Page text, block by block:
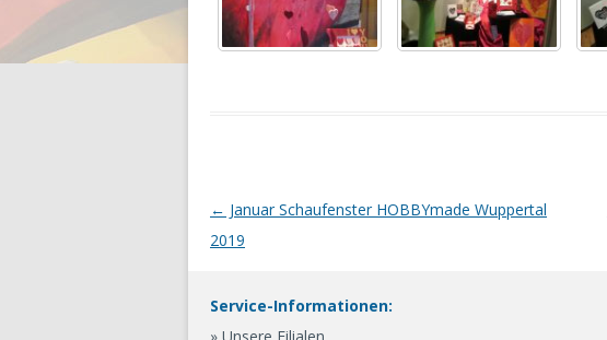
Artikel-
Navigation
← Januar Schaufenster HOBBYmade Wuppertal
2019
Service-Informationen: